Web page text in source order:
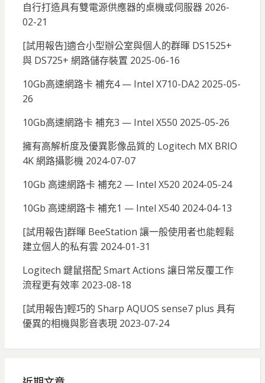
自行打造具有雙電源供應器的桌機或伺服器 2026-
02-21
[試用報告]適合小型辦公室與個人的群暉 DS1525+
與 DS725+ 網路儲存裝置 2025-06-16
10Gb高速網路卡 補充4 — Intel X710-DA2 2025-05-
26
10Gb高速網路卡 補充3 — Intel X550 2025-05-26
擁有高解析度及優異影像品質的 Logitech MX BRIO
4K 網路攝影機 2024-07-07
10Gb 高速網路卡 補充2 — Intel X520 2024-05-24
10Gb 高速網路卡 補充1 — Intel X540 2024-04-13
[試用報告]群暉 BeeStation 讓一般使用者也能輕鬆
建立個人的私有雲 2024-01-31
Logitech 鍵鼠搭配 Smart Actions 讓日常反覆工作
流程更有效率 2023-08-18
[試用報告]輕巧的 Sharp AQUOS sense7 plus 具有
優異的相機與影音表現 2023-07-24